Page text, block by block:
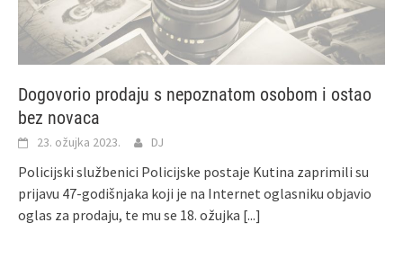
​Dogovorio prodaju s nepoznatom osobom i ostao
bez novaca
23. ožujka 2023. DJ
Policijski službenici Policijske postaje Kutina zaprimili su
prijavu 47-godišnjaka koji je na Internet oglasniku objavio
oglas za prodaju, te mu se 18. ožujka [...]